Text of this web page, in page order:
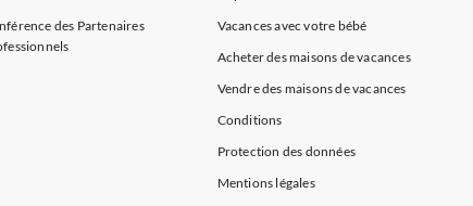
des Partenaires
Vacances avec votre bébé
Acheter des maisons de vacances
Vendre des maisons de vacances
Conditions
Protection des données
Mentions légales